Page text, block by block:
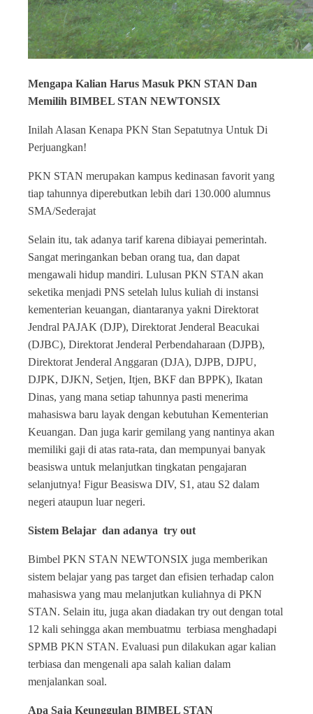
Mengapa Kalian Harus Masuk PKN STAN Dan
Memilih BIMBEL STAN NEWTONSIX
Inilah Alasan Kenapa PKN Stan Sepatutnya Untuk Di
Perjuangkan!
PKN STAN merupakan kampus kedinasan favorit yang
tiap tahunnya diperebutkan lebih dari 130.000 alumnus
SMA/Sederajat
Selain itu, tak adanya tarif karena dibiayai pemerintah.
Sangat meringankan beban orang tua, dan dapat
mengawali hidup mandiri. Lulusan PKN STAN akan
seketika menjadi PNS setelah lulus kuliah di instansi
kementerian keuangan, diantaranya yakni Direktorat
Jendral PAJAK (DJP), Direktorat Jenderal Beacukai
(DJBC), Direktorat Jenderal Perbendaharaan (DJPB),
Direktorat Jenderal Anggaran (DJA), DJPB, DJPU,
DJPK, DJKN, Setjen, Itjen, BKF dan BPPK), Ikatan
Dinas, yang mana setiap tahunnya pasti menerima
mahasiswa baru layak dengan kebutuhan Kementerian
Keuangan. Dan juga karir gemilang yang nantinya akan
memiliki gaji di atas rata-rata, dan mempunyai banyak
beasiswa untuk melanjutkan tingkatan pengajaran
selanjutnya! Figur Beasiswa DIV, S1, atau S2 dalam
negeri ataupun luar negeri.
Sistem Belajar dan adanya try out
Bimbel PKN STAN NEWTONSIX juga memberikan
sistem belajar yang pas target dan efisien terhadap calon
mahasiswa yang mau melanjutkan kuliahnya di PKN
STAN. Selain itu, juga akan diadakan try out dengan total
12 kali sehingga akan membuatmu terbiasa menghadapi
SPMB PKN STAN. Evaluasi pun dilakukan agar kalian
terbiasa dan mengenali apa salah kalian dalam
menjalankan soal.
Apa Saja Keunggulan BIMBEL STAN